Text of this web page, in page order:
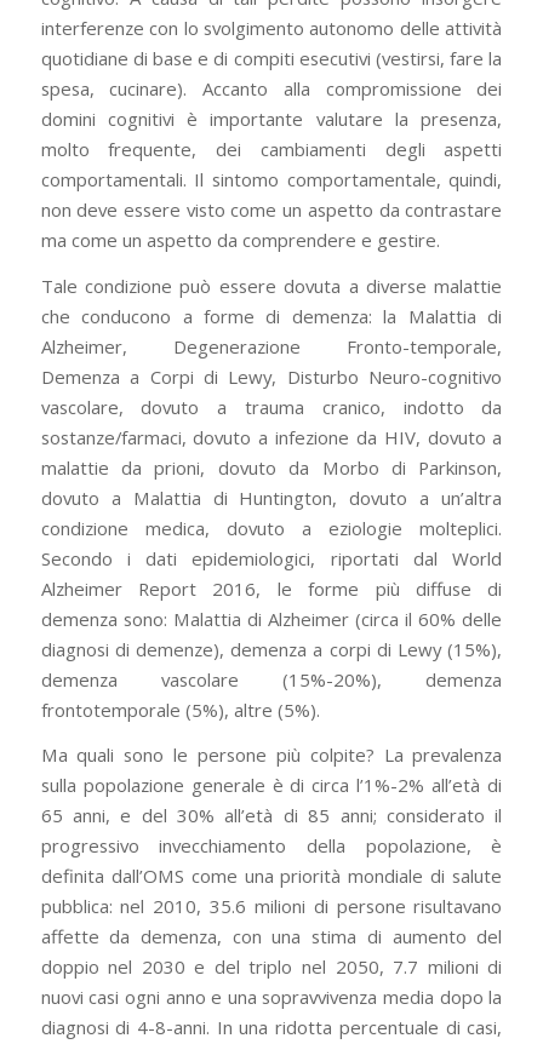
interferenze con lo svolgimento autonomo delle attività
quotidiane di base e di compiti esecutivi (vestirsi, fare la
spesa, cucinare). Accanto alla compromissione dei
domini cognitivi è importante valutare la presenza,
molto frequente, dei cambiamenti degli aspetti
comportamentali. Il sintomo comportamentale, quindi,
non deve essere visto come un aspetto da contrastare
ma come un aspetto da comprendere e gestire.
Tale condizione può essere dovuta a diverse malattie
che conducono a forme di demenza: la Malattia di
Alzheimer, Degenerazione Fronto-temporale,
Demenza a Corpi di Lewy, Disturbo Neuro-cognitivo
vascolare, dovuto a trauma cranico, indotto da
sostanze/farmaci, dovuto a infezione da HIV, dovuto a
malattie da prioni, dovuto da Morbo di Parkinson,
dovuto a Malattia di Huntington, dovuto a un’altra
condizione medica, dovuto a eziologie molteplici.
Secondo i dati epidemiologici, riportati dal World
Alzheimer Report 2016, le forme più diffuse di
demenza sono: Malattia di Alzheimer (circa il 60% delle
diagnosi di demenze), demenza a corpi di Lewy (15%),
demenza vascolare (15%-20%), demenza
frontotemporale (5%), altre (5%).
Ma quali sono le persone più colpite? La prevalenza
sulla popolazione generale è di circa l’1%-2% all’età di
65 anni, e del 30% all’età di 85 anni; considerato il
progressivo invecchiamento della popolazione, è
definita dall’OMS come una priorità mondiale di salute
pubblica: nel 2010, 35.6 milioni di persone risultavano
affette da demenza, con una stima di aumento del
doppio nel 2030 e del triplo nel 2050, 7.7 milioni di
nuovi casi ogni anno e una sopravvivenza media dopo la
diagnosi di 4-8-anni. In una ridotta percentuale di casi,